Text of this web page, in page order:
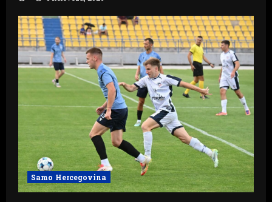
Samo Hercegovina